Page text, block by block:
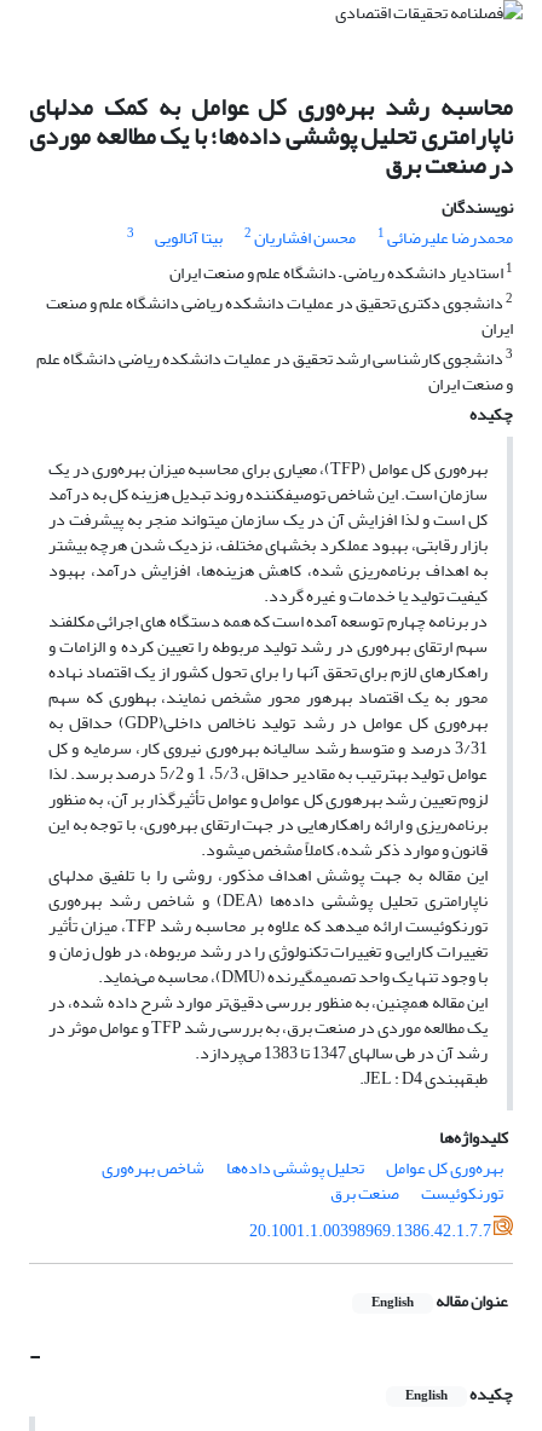
محاسبه رشد بهره‌وری کل عوامل به کمک مدل‎های
ناپارامتری تحلیل پوششی داده‌‎ها؛ با یک مطالعه موردی
در صنعت برق
نویسندگان
محمدرضا علیرضائی1 محسن افشاریان2 بیتا آنالویی
3
1استادیار دانشکده ریاضی – دانشگاه علم و صنعت ایران
2دانشجوی دکتری تحقیق در عملیات دانشکده ریاضی دانشگاه علم و صنعت
ایران
3دانشجوی کارشناسی ارشد تحقیق در عملیات دانشکده ریاضی دانشگاه علم
و صنعت ایران
چکیده
بهره‌وری کل عوامل (TFP)، معیاری برای محاسبه ‎میزان بهره‌وری در یک
سازمان است. این شاخص توصیف‎کننده روند تبدیل هزینه کل به درآمد
کل است و لذا افزایش آن در یک سازمان می‎تواند منجر به پیشرفت در
بازار رقابتی، بهبود عملکرد بخش‎های مختلف، نزدیک شدن هر‌چه بیشتر
به اهداف برنامه‌ریزی شده، کاهش هزینه‌‎ها، افزایش درآمد، بهبود
کیفیت تولید یا خدمات و غیره گردد.
در برنامه چهارم توسعه آمده است که همه دستگاه ‎های اجرائی مکلفند
سهم ارتقای بهره‌وری در رشد تولید مربوطه را تعیین کرده و الزامات و
راهکار‎های لازم برای تحقق آن‎ها را برای تحول کشور از یک اقتصاد نهاده
محور به یک اقتصاد بهره‎ور محور مشخص نمایند، به‎طوری که سهم
بهره‌وری کل عوامل در رشد تولید ناخالص داخلی(GDP) حداقل به
3/31 درصد و متوسط رشد سالیانه بهره‌وری نیروی کار، سرمایه و کل
عوامل تولید به‎ترتیب به مقادیر حداقل، 5/3، 1 و 5/2 درصد برسد. لذا
لزوم تعیین رشد بهره‎وری کل عوامل و عوامل تأثیرگذار بر آن، به منظور
برنامه‌ریزی و ارائه راهکارهایی در جهت ارتقای بهره‌وری، با توجه به این
قانون و موارد ذکر شده، کاملاً مشخص می‎شود.
این مقاله به جهت پوشش اهداف مذکور، روشی را با تلفیق مدل‎های
ناپارامتری تحلیل پوششی داده‌‎ها (DEA) و شاخص رشد بهره‌وری
تورنکوئیست ارائه می‎دهد که علاوه بر محاسبه رشد TFP، میزان تأثیر
تغییرات کارایی و تغییرات تکنولوژی را در رشد مربوطه، در طول زمان و
با وجود تنها یک واحد تصمیم‎گیرنده (DMU)، محاسبه می‌نماید.
این مقاله همچنین، به منظور بررسی دقیق‌تر موارد شرح داده شده، در
یک مطالعه موردی در صنعت برق، به بررسی رشد TFP و عوامل موثر در
رشد آن در طی سال‎های 1347 تا 1383 می‌پردازد.
طبقه‎بندی JEL : D4.
کلیدواژه‌ها
بهره‌وری کل عوامل
تحلیل پوششی داده‌‎ها شاخص بهره‌وری
تورنکوئیست
صنعت برق
20.1001.1.00398969.1386.42.1.7.7
عنوان مقاله English
-
چکیده English